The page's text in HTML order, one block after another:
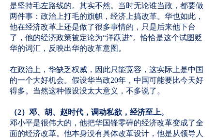
是坚持毛左路线的。其实不然。当时无论谁当政，都要做
两件事：政治上打毛的旗帜，经济上搞改革。华也如此，
他在经济改革上还是做了很多事情的，只是后来他下台
了，他的经济政策被定论为“洋跃进”。恰恰是这个试图贬
华的词汇，反映出华的改革意图。
在政治上，华缺乏权威，因此只能宽容，这实际上是中国
的一个大好机会。假设华当政20年，中国可能要比今天好
得多。当然这种假设没太大意义，不多说了。
（2）邓、胡、赵时代，调动私欲，经济至上。
邓小平是很伟大的，他把华国锋零碎的经济改革变成了全
面的经济改革。他本身没有具体改革设计，他是从领导人